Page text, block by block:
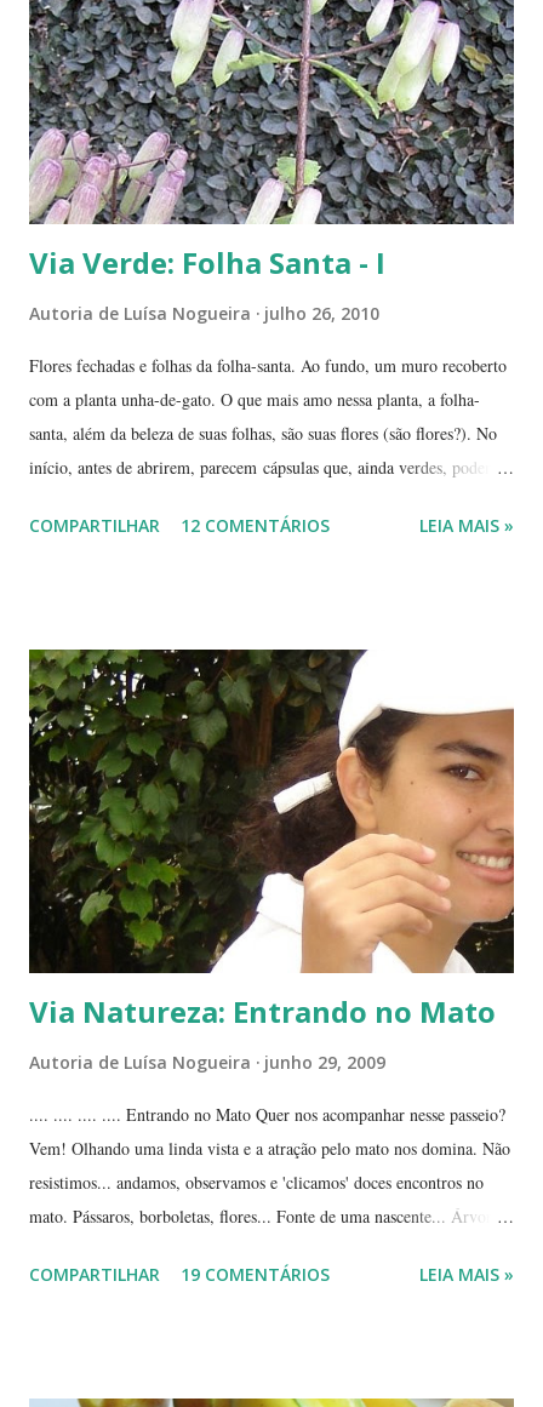
angiqueiro. Alguma sementinha viajou junto. Pensamos mudá-lo para
outro lugar. Mas ele foi ficando. Quanto mais crescia, mais difícil seria
deslocá-lo. Hoje ele continua lá, coladinho ao pé de jabuticaba,
fazendo sombra para ...
Via Verde: Folha Santa - I
Autoria de Luísa Nogueira julho 26, 2010
Flores fechadas e folhas da folha-santa. Ao fundo, um muro recoberto
com a planta unha-de-gato. O que mais amo nessa planta, a folha-
santa, além da beleza de suas folhas, são suas flores (são flores?). No
início, antes de abrirem, parecem cápsulas que, ainda verdes, podem
As fotos de hoje são de cachos de suas flores ainda amadurecendo.
família das crassuláceas - Folha-santa. Ao fundo: Agave, dracena e
palmeira açaí. Folha-santa ( Bryophyllum calycinum ). Família das
crassuláceas. Sua reprodução é bem fácil: de qualquer pedaço de
algum galho podem nascer várias mudas. Uma só muda em pouco
tempo transforma-se em uma moita. É uma planta medicinal. ...
COMPARTILHAR 12 COMENTÁRIOS LEIA MAIS »
Via Natureza: Entrando no Mato
Autoria de Luísa Nogueira junho 29, 2009
.... .... .... .... Entrando no Mato Quer nos acompanhar nesse passeio?
Vem! Olhando uma linda vista e a atração pelo mato nos domina. Não
resistimos... andamos, observamos e 'clicamos' doces encontros no
mato. Pássaros, borboletas, flores... Fonte de uma nascente... Árvores
e cores... Picão*... Mais flores... Muitas plantas, capim, pedras... Um
COMPARTILHAR 19 COMENTÁRIOS LEIA MAIS »